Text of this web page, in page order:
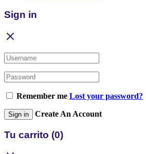
Sign in
Remember me Lost your password?
Sign in Create An Account
Tu carrito (0)